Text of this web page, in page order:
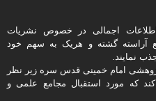
اجمالی در خصوص نشریات
آراسته گشته و هریک به سهم خود
نمایند.
امام خمینی قدس سره زیر نظر
چاپ می کند که مورد استقبال مجامع علمی و